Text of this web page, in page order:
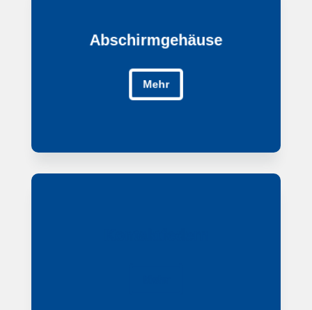
Abschirmgehäuse
Mehr
Abschirmgehäuse
Mehr